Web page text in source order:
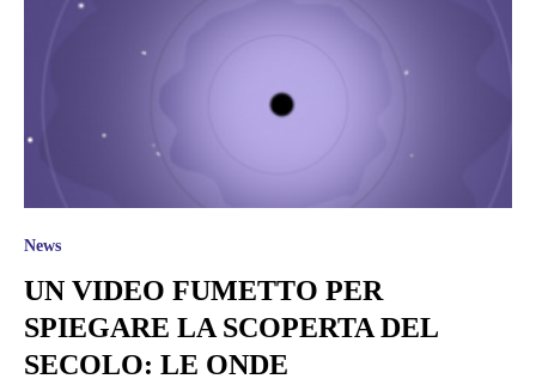
News
UN VIDEO FUMETTO PER
SPIEGARE LA SCOPERTA DEL
SECOLO: LE ONDE